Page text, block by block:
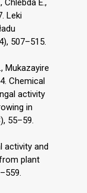
Chlebda E.,
Leki
507–515.
Mukazayire
Chemical
activity
in
55–59.
activity and
plant